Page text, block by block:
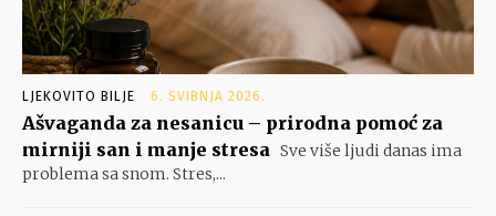
LJEKOVITO BILJE 6. SVIBNJA 2026.
Ašvaganda za nesanicu – prirodna pomoć za
mirniji san i manje stresa Sve više ljudi danas ima
problema sa snom. Stres,...